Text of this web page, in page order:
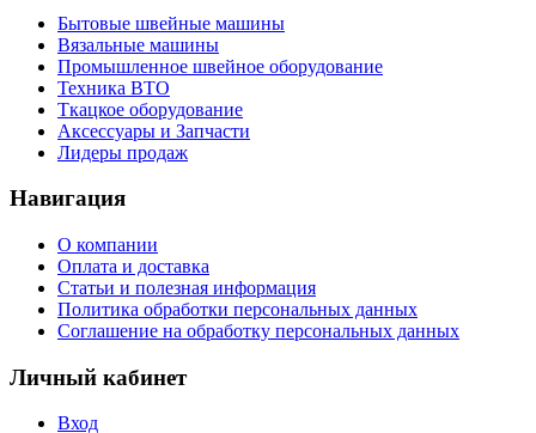
Бытовые швейные машины
Вязальные машины
Промышленное швейное оборудование
Техника ВТО
Ткацкое оборудование
Аксессуары и Запчасти
Лидеры продаж
Навигация
О компании
Оплата и доставка
Статьи и полезная информация
Политика обработки персональных данных
Соглашение на обработку персональных данных
Личный кабинет
Вход